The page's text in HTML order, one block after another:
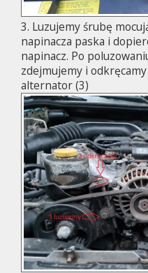
3. Luzujemy śrubę
napinacza paska i
napinacz. Po
zdejmujemy i
alternator (3)